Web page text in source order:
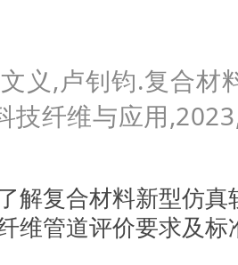
义,卢钊钧.复合材
技纤维与应用
解复合材料新型仿真
维管道评价要求及标